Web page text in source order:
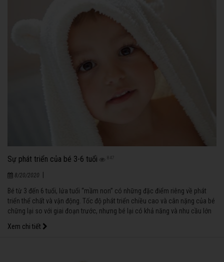
Sự phát triển của bé 3-6 tuổi 847
8/20/2020
Bé từ 3 đến 6 tuổi, lứa tuổi “mầm non” có những đặc điểm riêng về phát
triển thể chất và vận động. Tốc độ phát triển chiều cao và cân nặng của bé
chững lại so với giai đoạn trước, nhưng bé lại có khả năng và nhu cầu lớn
để tìm hiểu và nâng cao kiến thức về cuộc sống xung quanh.
Xem chi tiết